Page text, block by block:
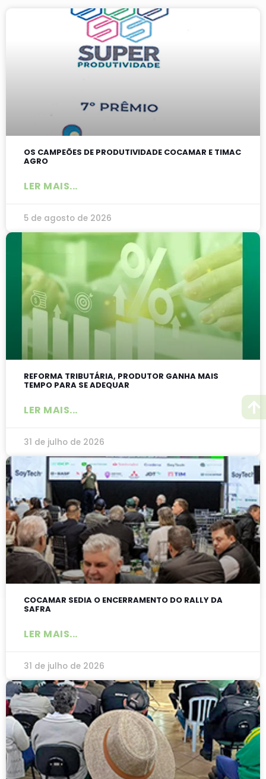
OS CAMPEÕES DE PRODUTIVIDADE COCAMAR E TIMAC
AGRO
LER MAIS...
5 de agosto de 2026
REFORMA TRIBUTÁRIA, PRODUTOR GANHA MAIS
TEMPO PARA SE ADEQUAR
LER MAIS...
31 de julho de 2026
COCAMAR SEDIA O ENCERRAMENTO DO RALLY DA
SAFRA
LER MAIS...
31 de julho de 2026